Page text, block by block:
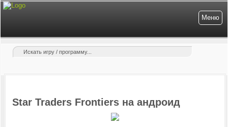
Меню
Star Traders Frontiers на андроид